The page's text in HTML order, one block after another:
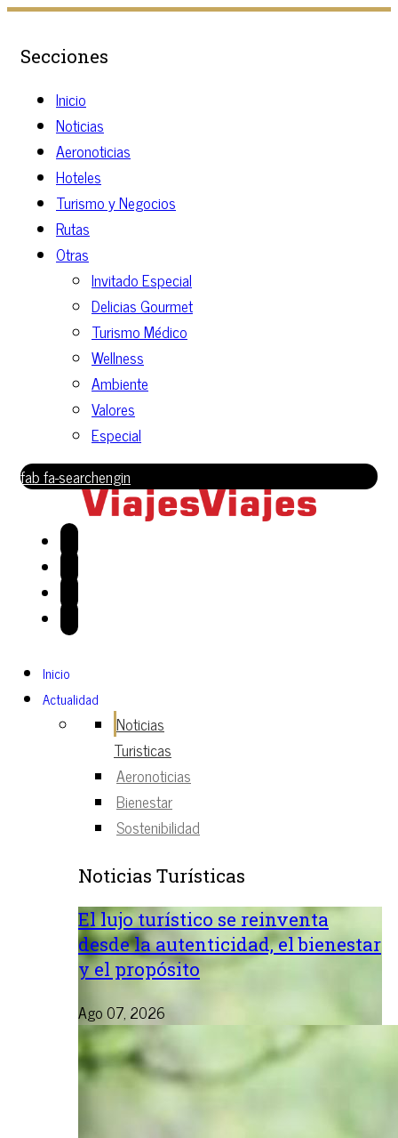
Secciones
Inicio
Noticias
Aeronoticias
Hoteles
Turismo y Negocios
Rutas
Otras
Invitado Especial
Delicias Gourmet
Turismo Médico
Wellness
Ambiente
Valores
Especial
fab fa-searchengin
Inicio
Actualidad
Noticias
Turisticas
Aeronoticias
Bienestar
Sostenibilidad
Noticias Turísticas
El lujo turístico se reinventa
desde la autenticidad, el bienestar
y el propósito
Ago 07, 2026